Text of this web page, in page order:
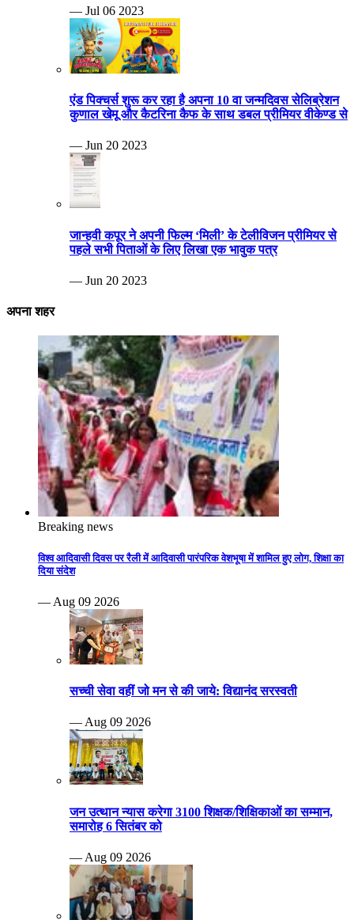
— Jul 06 2023
एंड पिक्चर्स शुरू कर रहा है अपना 10 वा जन्मदिवस सेलिब्रेशन
कुणाल खेमू और कैटरिना कैफ के साथ डबल प्रीमियर वीकेण्ड से
— Jun 20 2023
जान्हवी कपूर ने अपनी फिल्म ‘मिली’ के टेलीविजन प्रीमियर से
पहले सभी पिताओं के लिए लिखा एक भावुक पत्र
— Jun 20 2023
अपना शहर
Breaking news
विश्व आदिवासी दिवस पर रैली में आदिवासी पारंपरिक वेशभूषा में शामिल हुए लोग, शिक्षा का
दिया संदेश
— Aug 09 2026
सच्ची सेवा वहीं जो मन से की जाये: विद्यानंद सरस्वती
— Aug 09 2026
जन उत्थान न्यास करेगा 3100 शिक्षक/शिक्षिकाओं का सम्मान,
समारोह 6 सितंबर को
— Aug 09 2026